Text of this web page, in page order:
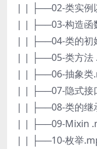
| | ├──02-类实例
| | ├──03-构造函
| | ├──04-类的初
| | ├──05-类方法
| | ├──06-抽象类
| | ├──07-隐式接
| | ├──08-类的继
| | ├──09-Mixin
| | ├──10-枚举